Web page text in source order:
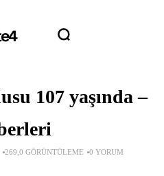
107 yaşında –
269,0 GÖRÜNTÜLEME 0 YORUM